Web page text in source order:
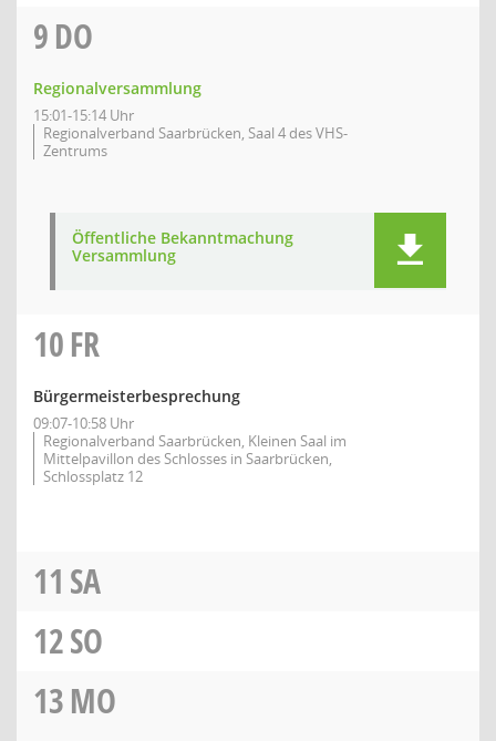
9DO
Regionalversammlung
15:01-15:14 Uhr
Regionalverband Saarbrücken, Saal 4 des VHS-
Zentrums
Öffentliche Bekanntmachung
Versammlung
10FR
Bürgermeisterbesprechung
09:07-10:58 Uhr
Regionalverband Saarbrücken, Kleinen Saal im
Mittelpavillon des Schlosses in Saarbrücken,
Schlossplatz 12
11 SA
12SO
13MO